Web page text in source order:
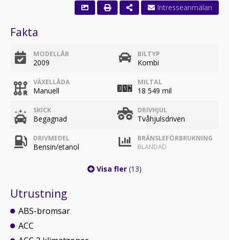
Fakta
MODELLÅR
2009
BILTYP
Kombi
VÄXELLÅDA
Manuell
MILTAL
18 549 mil
SKICK
Begagnad
DRIVHJUL
Tvåhjulsdriven
DRIVMEDEL
Bensin/etanol
BRÄNSLEFÖRBRUKNING
BLANDAD
Visa fler (13)
Utrustning
ABS-bromsar
ACC